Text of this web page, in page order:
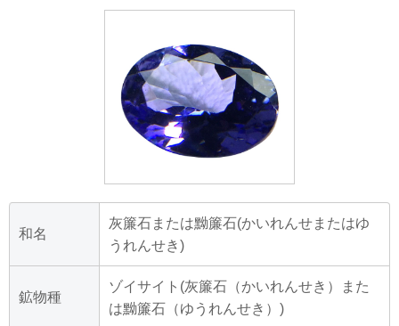
和名
灰簾石または黝簾石(かいれんせまたはゆ
うれんせき)
鉱物種
ゾイサイト(灰簾石（かいれんせき）また
は黝簾石（ゆうれんせき）)